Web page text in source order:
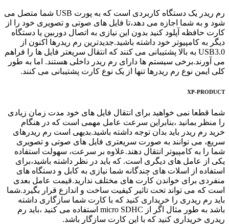
رم ریدر یک دستگاه کاربردی است که به پورت USB شما متصل می
شود و به شما اجازه می دهد،تا فایل های صوتی و تصویری خود را از
کارت حافظه آپلود کنید بدون این نیازی به اتصال دوربین یا دستگاه
دیگر به کامپیوتر خود داشته باشید.جدیدترین رم ریدرها اکنون از
USB3.0 به بالا پشتیبانی می کنند که انتقال سریعتر فایل ها را فراهم
می آورند.برخی سیستم ها دارای رم ریدر داخلی هستند. اما به طور
کلی ایمن نوع رم ریدرها تنها از یک نوع کارت پشتیبانی می کنند.
XP-PRODUCT
شما قطعا نمی خواهید برای انتقال فایل های خود مدت زمان زیادی
را منظر بمانید ،بنابراین سرعت عامل مهمی است که در هنگام
خرید رم ریدر باید بدان توجه داشته باشید.بدیهی است رم ریدرهای
سریع، می توانند به صورت سریعتری فایل های صوتی و تصویری
شما را به کامپیوتر انتقال دهند.علاوه بر سرعت، سهولت استفاده
یکی از عامل های دیگری است. که باید در نظر داشته باشید،برای
استفاده از اسلات های چندگانه شما نیازی به کابل و دستگاه های
منفردی برای خواندن کارت های مختلف ندارید.قیمت عامل بعدی
است که می تواند تحت تاثیر کیفیت ساخت و اندازع قرار بگیرد.شما
باید رم ریدری را خریداری کنید که با کارت شما سازگاری داشته
باشد به طور مثال اگر از micro SDHC استفاده می کنید ،باید رم
ریدری خریداری کنید که با این کارت سازگار باشد.